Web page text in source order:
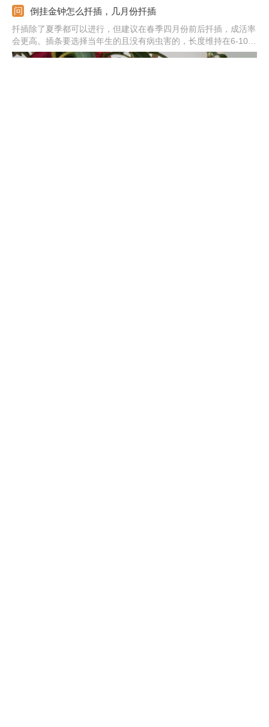
倒挂金钟怎么扦插，几月份扦插
扦插除了夏季都可以进行，但建议在春季四月份前后扦插，成活率
会更高。插条要选择当年生的且没有病虫害的，长度维持在6-10公
分就行。基质直接用纯河沙，注意先消毒。备好后用小棍戳个洞，